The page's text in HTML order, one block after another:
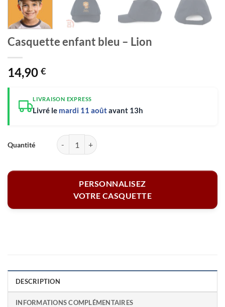
Casquette enfant bleu – Lion
14,90 €
LIVRAISON EXPRESS
Livré le mardi 11 aoûtavant 13h
quantité de Casquette enfant bleu - Lion
PERSONNALISEZ
VOTRE CASQUETTE
DESCRIPTION
INFORMATIONS COMPLÉMENTAIRES